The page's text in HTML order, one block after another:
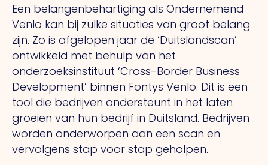
Een belangenbehartiging als Ondernemend
Venlo kan bij zulke situaties van groot belang
zijn. Zo is afgelopen jaar de ‘Duitslandscan’
ontwikkeld met behulp van het
onderzoeksinstituut ‘Cross-Border Business
Development’ binnen Fontys Venlo. Dit is een
tool die bedrijven ondersteunt in het laten
groeien van hun bedrijf in Duitsland. Bedrijven
worden onderworpen aan een scan en
vervolgens stap voor stap geholpen.